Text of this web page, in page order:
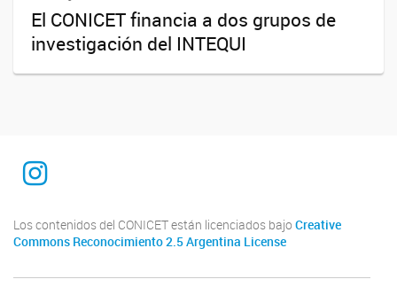
El CONICET financia a dos grupos de
investigación del INTEQUI
INTEQUI
Los contenidos del CONICET están licenciados bajo Creative
Commons Reconocimiento 2.5 Argentina License